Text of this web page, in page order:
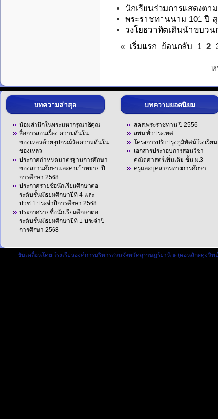
นักเรียนร่วมการแสดงตา
พระราชทานนาม 101 ปี
วงโยธวาทิตเดินนำขบวน
« เริ่มแรก ย้อนกลับ 1 2
บทความล่าสุด
น้อมสำนึกในพระมหากรุณาธิคุณ
สื่อการสอนเรื่อง ความดันใน
ของเหลวด้วยอุปกรณ์วัดความดันใน
ของเหลว
ประกาศกำหนดมาตรฐานการศึกษา
ของสถานศึกษาและค่าเป้าหมาย ปี
การศึกษา 2568
ประกาศรายชื่อนักเรียนศึกษาต่อ
ระดับชั้นมัธยมศึกษาปีที่ 4 และ
ปวช.1 ประจำปีการศึกษา 2568
ประกาศรายชื่อนักเรียนศึกษาต่อ
ระดับชั้นมัธยมศึกษาปีที่ 1 ประจำปี
การศึกษา 2568
บทความยอดนิยม
สคส.พระราชทาน ปี 2556
สพม ทั่วประเทศ
โครงการปรับปรุงภูมิทัศน์โรงเรียน
เอกสารประกอบการสอนวิชา
คณิตศาสตร์เพิ่มเติม ชั้น ม.3
ครูและบุคลากรทางการศึกษา
ขับเคลื่อนโดย โรงเรียนองค์การบริหารส่วนจังหวัดสุราษฎร์ธานี ๑ (ดอนสักผดุงวิท